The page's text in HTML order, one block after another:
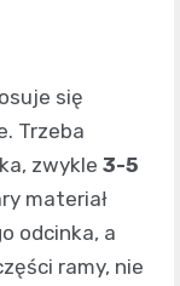
się
Trzeba
zwykle 3-5
materiał
odcinka, a
ramy, nie